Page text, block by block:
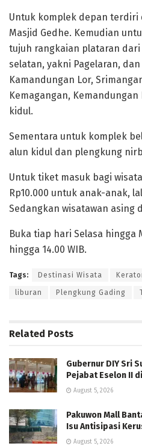
Untuk komplek depan terdiri
Masjid Gedhe. Kemudian
tujuh rangkaian plataran
selatan, yakni Pagelaran,
Kamandungan Lor,
Kemagangan,
kidul.
Sementara untuk komplek
alun kidul dan plengkung
Untuk tiket masuk bagi
Rp10.000 untuk anak-anak,
Sedangkan wisatawan asing
Buka tiap hari Selasa hingga
hingga 14.00 WIB.
Tags: Destinasi Wisata
liburan Plengkung Gading
Related Posts
Gubernur DIY Sri
Pejabat Eselon II
August 5, 2026
Pakuwon Mall
Isu Antisipasi
August 5, 2026